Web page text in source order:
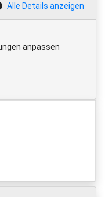
Alle Details anzeigen
anpassen